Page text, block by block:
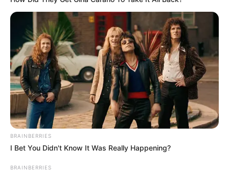
BRAINBERRIES
I Bet You Didn't Know It Was Really Happening?
BRAINBERRIES